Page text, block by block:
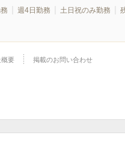
週4日勤務 土日祝のみ勤務
概要 掲載のお問い合わせ